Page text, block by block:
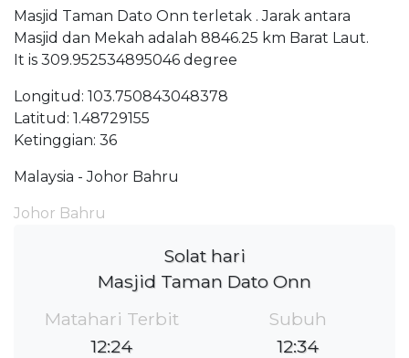
Masjid Taman Dato Onn terletak . Jarak antara
Masjid dan Mekah adalah 8846.25 km Barat Laut.
It is 309.952534895046 degree
Longitud: 103.750843048378
Latitud: 1.48729155
Ketinggian: 36
Malaysia - Johor Bahru
Johor Bahru
Solat hari
Masjid Taman Dato Onn
Matahari Terbit
12:24
Subuh
12:34